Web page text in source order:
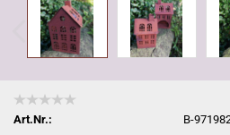
Art.Nr.:
B-